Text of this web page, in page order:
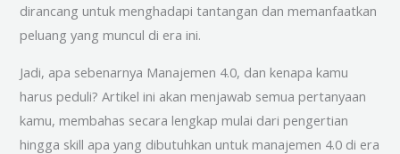
dirancang untuk menghadapi tantangan dan memanfaatkan
peluang yang muncul di era ini.
Jadi, apa sebenarnya Manajemen 4.0, dan kenapa kamu
harus peduli? Artikel ini akan menjawab semua pertanyaan
kamu, membahas secara lengkap mulai dari pengertian
hingga skill apa yang dibutuhkan untuk manajemen 4.0 di era